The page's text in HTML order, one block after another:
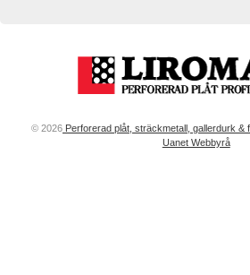
© 2026 Perforerad plåt, sträckmetall, gallerdurk &
Uanet Webbyrå